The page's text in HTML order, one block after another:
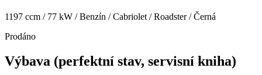
1197 ccm / 77 kW / Benzín / Cabriolet / Roadster / Černá
Prodáno
Výbava (perfektní stav, servisní kniha)